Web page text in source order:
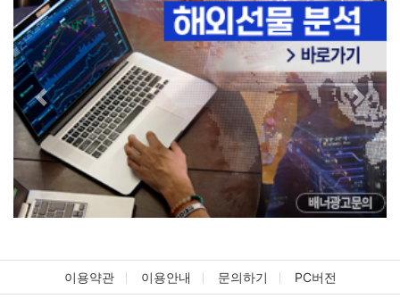
Previous Next
이용약관 이용안내 문의하기 PC버전